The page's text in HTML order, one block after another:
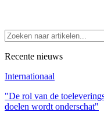
Recente nieuws
Internationaal
"De rol van de
doelen wordt onderschat"